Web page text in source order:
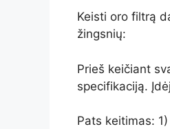
Keisti oro filtrą
žingsnių:
Prieš keičiant
specifikaciją.
Pats keitimas: